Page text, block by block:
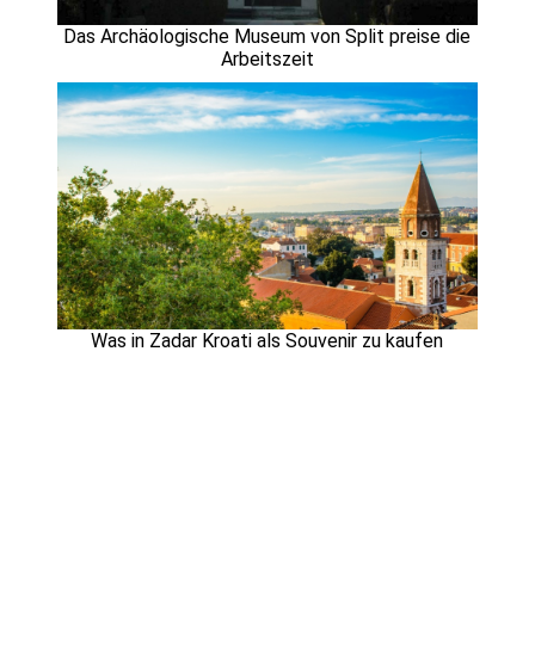
Das Archäologische Museum von Split preise die
Arbeitszeit
Was in Zadar Kroati als Souvenir zu kaufen